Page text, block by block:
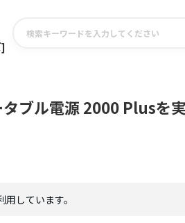
ブル電源 2000 Plusを
しています。